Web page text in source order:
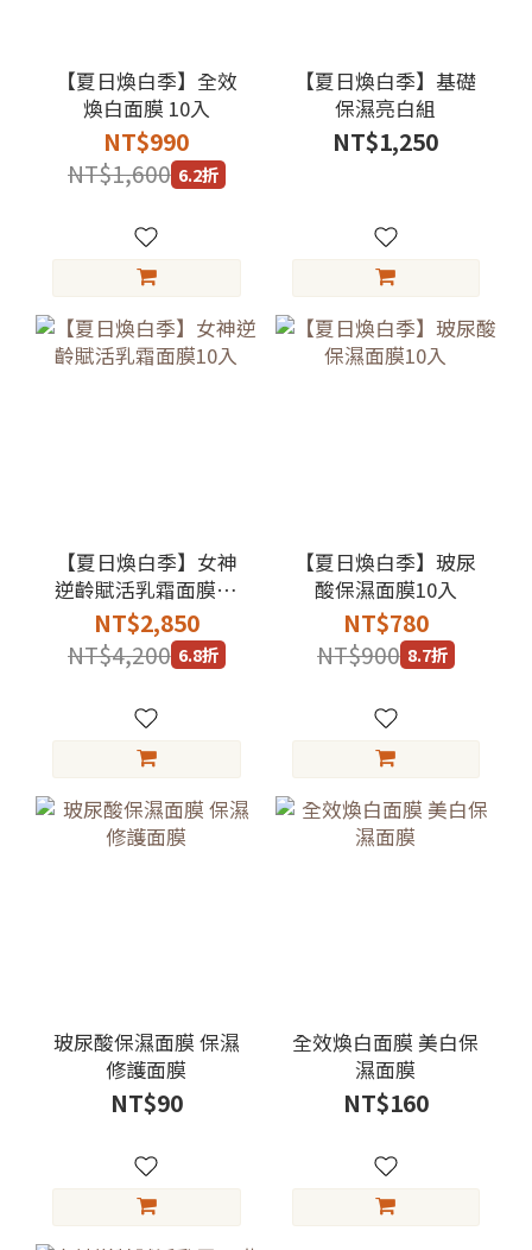
【夏日煥白季】全效
煥白面膜 10入
NT$990
NT$1,600 6.2折
【夏日煥白季】基礎
保濕亮白組
NT$1,250
【夏日煥白季】女神
逆齡賦活乳霜面膜10
入
NT$2,850
NT$4,200 6.8折
【夏日煥白季】玻尿
酸保濕面膜10入
NT$780
NT$900 8.7折
玻尿酸保濕面膜 保濕
修護面膜
NT$90
全效煥白面膜 美白保
濕面膜
NT$160